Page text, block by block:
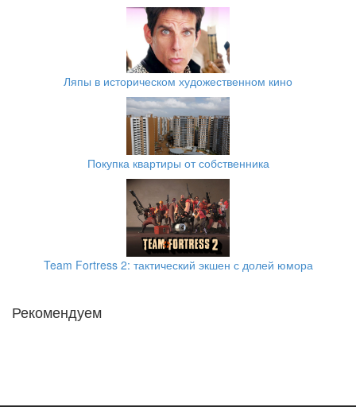
Ляпы в историческом художественном кино
Покупка квартиры от собственника
Team Fortress 2: тактический экшен с долей юмора
Рекомендуем